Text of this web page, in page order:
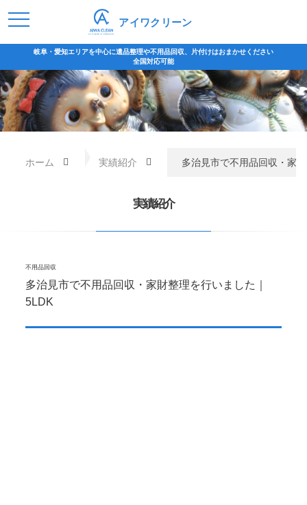
アイワクリーン
ホーム 実績紹介 多治見市で不用品回収・家
実績紹介
不用品回収
多治見市で不用品回収・家財整理を行いました｜
5LDK